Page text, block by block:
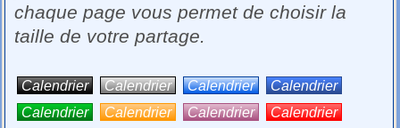
chaque page vous permet de choisir la
taille de votre partage.
Calendrier Calendrier Calendrier
Calendrier
Calendrier
Calendrier Calendrier
Calendrier